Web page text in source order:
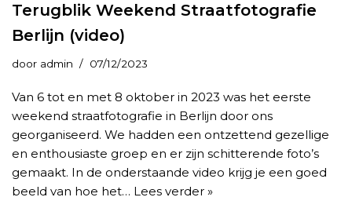
Terugblik Weekend Straatfotografie
Berlijn (video)
door admin 07/12/2023
Van 6 tot en met 8 oktober in 2023 was het eerste
weekend straatfotografie in Berlijn door ons
georganiseerd. We hadden een ontzettend gezellige
en enthousiaste groep en er zijn schitterende foto’s
gemaakt. In de onderstaande video krijg je een goed
beeld van hoe het… Lees verder »